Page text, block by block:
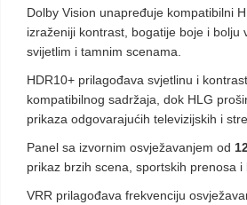
Dolby Vision unapređuje kompatibilni
izraženiji kontrast, bogatije boje i bolju
svijetlim i tamnim scenama.
HDR10+ prilagođava svjetlinu i
kompatibilnog sadržaja, dok HLG
prikaza odgovarajućih televizijskih i
Panel sa izvornim osvježavanjem od
prikaz brzih scena, sportskih prenosa i
VRR prilagođava frekvenciju